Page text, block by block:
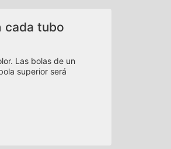
cada tubo
Las bolas de un
superior será